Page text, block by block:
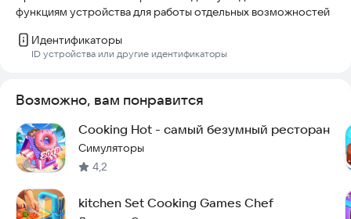
Экспериментируйте с разными соусами для пиццы и
пиццы. Наденьте фартук и начните готовить лучшую пиццу в
играх по приготовлению пиццы! 😋
функциям устройства для работы отдельных возможностей
Идентификаторы
ID устройства или другие идентификаторы
Возможно, вам понравится
Cooking Hot - самый безумный ресторан
Симуляторы
4,2
kitchen Set Cooking Games Chef